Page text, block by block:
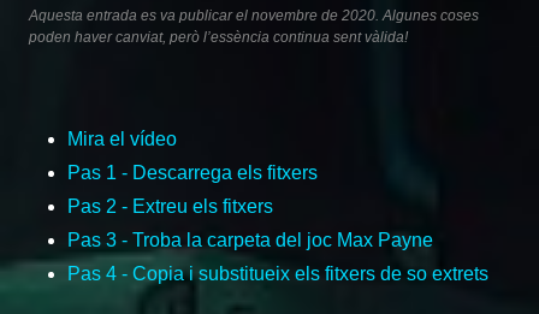
Aquesta entrada es va publicar el novembre de 2020. Algunes coses
poden haver canviat, però l’essència continua sent vàlida!
Mira el vídeo
Pas 1 - Descarrega els fitxers
Pas 2 - Extreu els fitxers
Pas 3 - Troba la carpeta del joc Max Payne
Pas 4 - Copia i substitueix els fitxers de so extrets